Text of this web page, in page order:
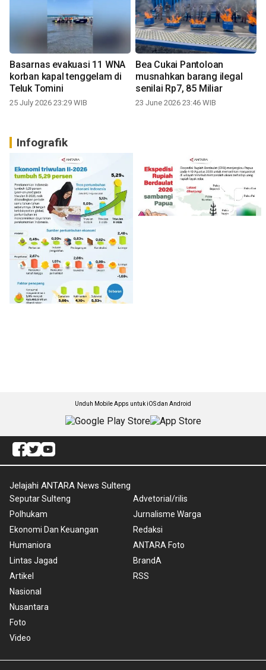
Basarnas evakuasi 11 WNA
korban kapal tenggelam di
Teluk Tomini
25 July 2026 23:29 WIB
Bea Cukai Pantoloan
musnahkan barang ilegal
senilai Rp7, 85 Miliar
23 June 2026 23:46 WIB
Infografik
Unduh Mobile Apps untuk iOS dan Android
Jelajahi ANTARA News Sulteng
Seputar Sulteng
Polhukam
Ekonomi Dan Keuangan
Humaniora
Lintas Jagad
Artikel
Nasional
Nusantara
Foto
Video
Advetorial/rilis
Jurnalisme Warga
Redaksi
ANTARA Foto
BrandA
RSS